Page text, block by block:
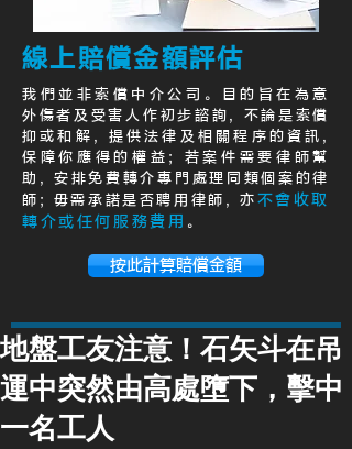
線上賠償金額評估
我們並非索償中介公司。目的旨在為意
外傷者及受害人作初步諮詢, 不論是索償
抑或和解, 提供法律及相關程序的資訊,
保障你應得的權益; 若案件需要律師幫
助, 安排免費轉介專門處理同類個案的律
師; 毋需承諾是否聘用律師, 亦 不會收取
轉介或任何服務費用 。
按此計算賠償金額
地盤工友注意！石矢斗在吊
運中突然由高處墮下，擊中
一名工人